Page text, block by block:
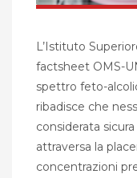
L’Istituto
factsheet OMS-
spettro feto-
ribadisce che
considerata
attraversa la
concentrazioni